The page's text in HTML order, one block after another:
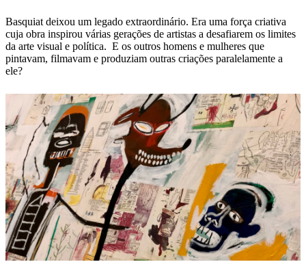
Basquiat deixou um legado extraordinário. Era uma força criativa
cuja obra inspirou várias gerações de artistas a desafiarem os limites
da arte visual e política. E os outros homens e mulheres que
pintavam, filmavam e produziam outras criações paralelamente a
ele?